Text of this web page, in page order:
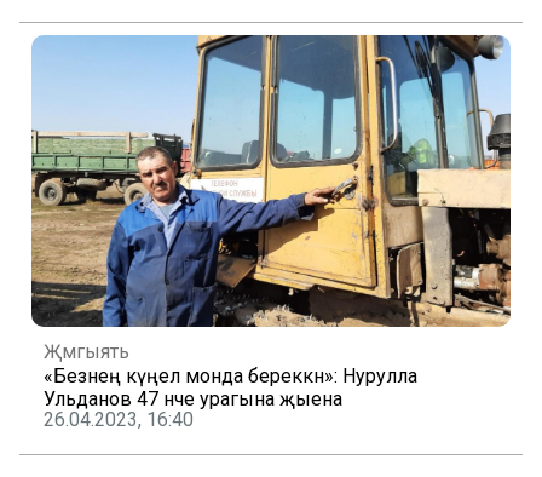
Җәмгыять
«Безнең күңел монда береккән»: Нурулла
Ульданов 47 нче урагына җыена
26.04.2023, 16:40